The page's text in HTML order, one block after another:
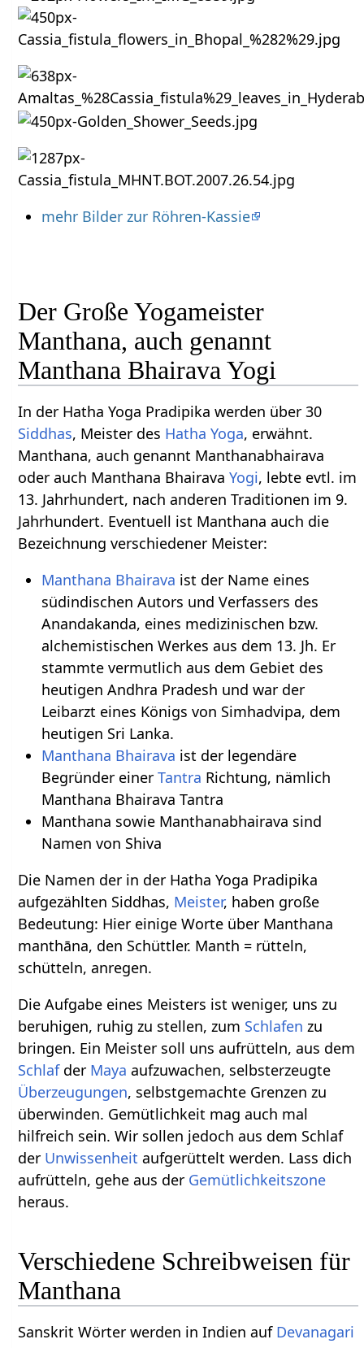
mehr Bilder zur Röhren-Kassie
Der Große Yogameister
Manthana, auch genannt
Manthana Bhairava Yogi
In der Hatha Yoga Pradipika werden über 30
Siddhas, Meister des Hatha Yoga, erwähnt.
Manthana, auch genannt Manthanabhairava
oder auch Manthana BhairavaYogi, lebte evtl. im
13. Jahrhundert, nach anderen Traditionen im 9.
Jahrhundert. Eventuell ist Manthana auch die
Bezeichnung verschiedener Meister:
Manthana Bhairava ist der Name eines
südindischen Autors und Verfassers des
Anandakanda, eines medizinischen bzw.
alchemistischen Werkes aus dem 13. Jh. Er
stammte vermutlich aus dem Gebiet des
heutigen Andhra Pradesh und war der
Leibarzt eines Königs von Simhadvipa, dem
heutigen Sri Lanka.
Manthana Bhairava ist der legendäre
Begründer einer Tantra Richtung, nämlich
Manthana Bhairava Tantra
Manthana sowie Manthanabhairava sind
Namen von Shiva
Die Namen der in der Hatha Yoga Pradipika
aufgezählten Siddhas, Meister, haben große
Bedeutung: Hier einige Worte über Manthana
manthāna, den Schüttler. Manth = rütteln,
schütteln, anregen.
Die Aufgabe eines Meisters ist weniger, uns zu
beruhigen, ruhig zu stellen, zum Schlafen zu
bringen. Ein Meister soll uns aufrütteln, aus dem
Schlafder Maya aufzuwachen, selbsterzeugte
Überzeugungen, selbstgemachte Grenzen zu
überwinden. Gemütlichkeit mag auch mal
hilfreich sein. Wir sollen jedoch aus dem Schlaf
der Unwissenheit aufgerüttelt werden. Lass dich
aufrütteln, gehe aus der Gemütlichkeitszone
heraus.
Verschiedene Schreibweisen für
Manthana
Sanskrit Wörter werden in Indien auf Devanagari